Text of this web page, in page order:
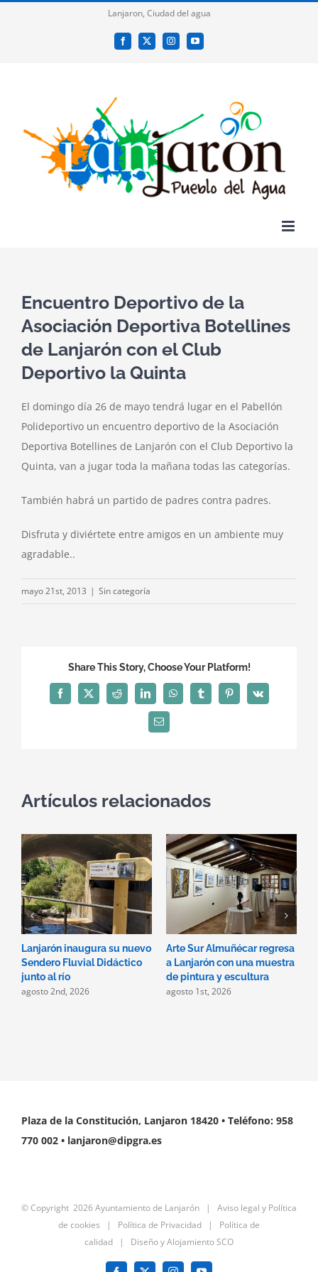
Lanjaron, Ciudad del agua
Facebook
X InstagramYouTube
Encuentro Deportivo de la
Asociación Deportiva Botellines
de Lanjarón con el Club
Deportivo la Quinta
El domingo día 26 de mayo tendrá lugar en el Pabellón
Polideportivo un encuentro deportivo de la Asociación
Deportiva Botellines de Lanjarón con el Club Deportivo la
Quinta, van a jugar toda la mañana todas las categorías.
También habrá un partido de padres contra padres.
Disfruta y diviértete entre amigos en un ambiente muy
agradable..
mayo 21st, 2013 | Sin categoría
Share This Story, Choose Your Platform!
Facebook
X Reddit LinkedInWhatsAppTumblrPinterest
Vk
Correo
electrónico
Artículos relacionados
Lanjarón inaugura su nuevo
Sendero Fluvial Didáctico
junto al río
agosto 2nd, 2026
Arte Sur Almuñécar regresa
a Lanjarón con una muestra
de pintura y escultura
agosto 1st, 2026
Plaza de la Constitución, Lanjaron 18420 • Teléfono: 958
770 002 • lanjaron@dipgra.es
© Copyright 2026 Ayuntamiento de Lanjarón | Aviso legal y Política
de cookies | Política de Privacidad | Política de
calidad | Diseño y Alojamiento SCO